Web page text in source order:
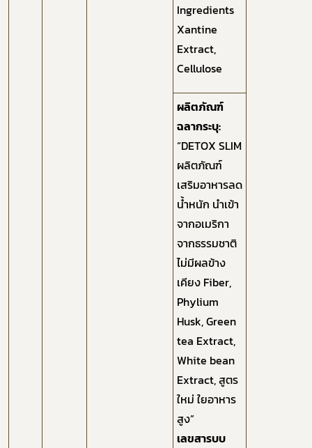
Ingredients
Xantine
Extract,
Cellulose
ผลิตภัณฑ์
ฉลากระบุ:
“DETOX SLIM
ผลิตภัณฑ์
เสริมอาหารลด
น้ำหนัก นำเข้า
จากอเมริกา
จากธรรมชาติ
ไม่มีผลข้าง
เคียง Fiber,
Phylium
Husk, Green
tea Extract,
White bean
Extract, สูตร
ใหม่ ใยอาหาร
สูง”
เลขสารบบ